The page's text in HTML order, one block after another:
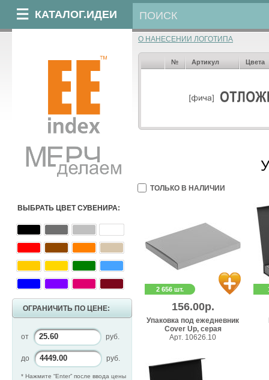
КАТАЛОГ.ИДЕИ
ВЫБРАТЬ ЦВЕТ СУВЕНИРА:
ОГРАНИЧИТЬ ПО ЦЕНЕ:
от руб.
до руб.
* Нажмите “Enter” после ввода цены
О НАНЕСЕНИИ ЛОГОТИПА
№ Артикул Цвета
ТОЛЬКО В НАЛИЧИИ
2 656 шт.
156.00р.
Упаковка под ежедневник
Cover Up, серая
Арт. 10626.10